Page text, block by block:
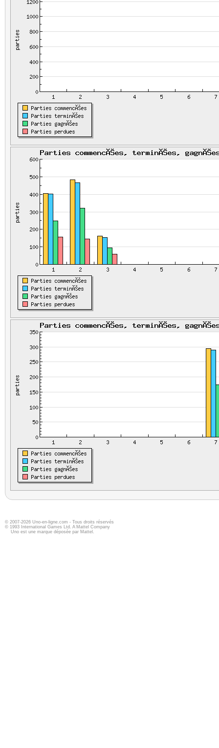
© 2007-2026 Uno-en-ligne.com - Tous droits réservés
© 1993 International Games Ltd. A Mattel Company
Uno est une marque déposée par Mattel.